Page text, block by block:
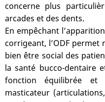
concerne plus
arcades et des dents.
En empêchant
corrigeant, l’ODF
bien être social des
la santé bucco-dentaire
fonction équilibrée et
masticateur